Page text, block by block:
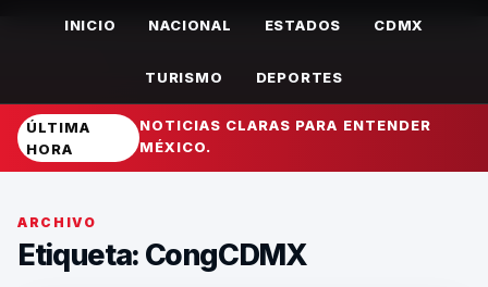
INICIO NACIONAL ESTADOS CDMX
TURISMO DEPORTES
ÚLTIMA
HORA
NOTICIAS CLARAS PARA ENTENDER
MÉXICO.
ARCHIVO
Etiqueta: CongCDMX